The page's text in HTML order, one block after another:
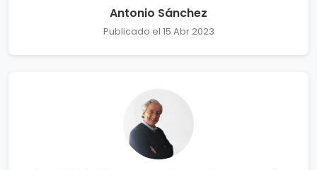
Antonio Sánchez
Publicado el 15 Abr 2023